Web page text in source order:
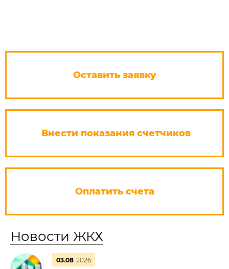
Оставить заявку
Внести показания счетчиков
Оплатить счета
Новости ЖКХ
03.08 2026